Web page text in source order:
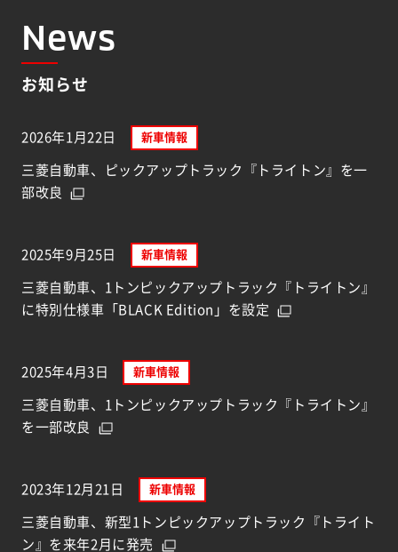
News
お知らせ
2026年1月22日 新車情報
三菱自動車、ピックアップトラック『トライトン』を一
部改良
2025年9月25日 新車情報
三菱自動車、1トンピックアップトラック『トライトン』
に特別仕様車「BLACK Edition」を設定
2025年4月3日 新車情報
三菱自動車、1トンピックアップトラック『トライトン』
を一部改良
2023年12月21日 新車情報
三菱自動車、新型1トンピックアップトラック『トライト
ン』を来年2月に発売